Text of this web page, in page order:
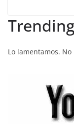
Trending
Lo lamentamos.